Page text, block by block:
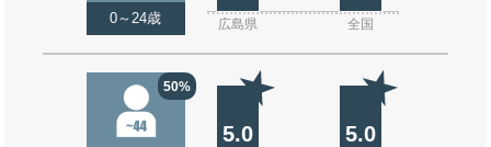
0～24歳 広島県 全国
50%
5.0 5.0